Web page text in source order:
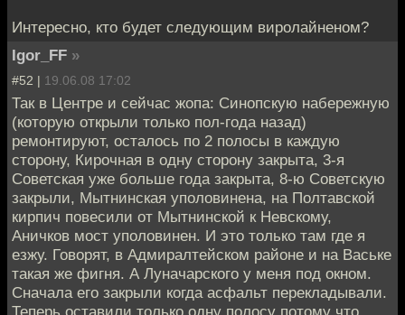
Интересно, кто будет следующим виролайненом?
Igor_FF »
#52 | 19.06.08 17:02
Так в Центре и сейчас жопа: Синопскую набережную
(которую открыли только пол-года назад)
ремонтируют, осталось по 2 полосы в каждую
сторону, Кирочная в одну сторону закрыта, 3-я
Советская уже больше года закрыта, 8-ю Советскую
закрыли, Мытнинская уполовинена, на Полтавской
кирпич повесили от Мытнинской к Невскому,
Аничков мост уполовинен. И это только там где я
езжу. Говорят, в Адмиралтейском районе и на Ваське
такая же фигня. А Луначарского у меня под окном.
Сначала его закрыли когда асфальт перекладывали.